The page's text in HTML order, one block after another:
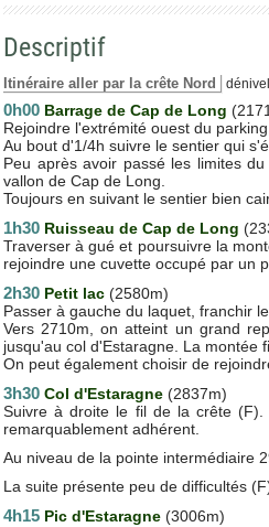
Descriptif
Itinéraire aller par la crête Nord
0h00 Barrage de Cap de Long
Rejoindre l'extrémité ouest du
Au bout d'1/4h suivre le sentier qui
Peu après avoir passé les limites
vallon de Cap de Long.
Toujours en suivant le sentier bien
1h30 Ruisseau de Cap de Long
Traverser à gué et poursuivre la
rejoindre une cuvette occupé par un
2h30 Petit lac (2580m)
Passer à gauche du laquet, franchir
Vers 2710m, on atteint un grand
jusqu'au col d'Estaragne. La montée
On peut également choisir de
3h30 Col d'Estaragne (2837m)
Suivre à droite le fil de la crête (F).
remarquablement adhérent.
Au niveau de la pointe intermédiaire
La suite présente peu de difficultés
4h15 Pic d'Estaragne (3006m)